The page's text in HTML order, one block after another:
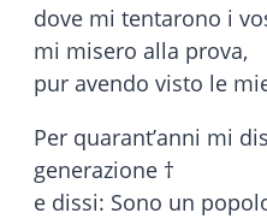
dove mi tentarono i
mi misero alla prova,
pur avendo visto le
Per quarant’anni mi
generazione †
e dissi: Sono un